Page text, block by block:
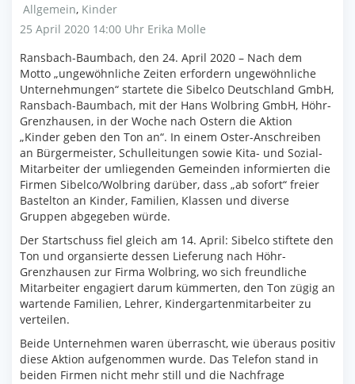
Allgemein, Kinder
25 April 2020 14:00 Uhr Erika Molle
Ransbach-Baumbach, den 24. April 2020 – Nach dem
Motto „ungewöhnliche Zeiten erfordern ungewöhnliche
Unternehmungen“ startete die Sibelco Deutschland GmbH,
Ransbach-Baumbach, mit der Hans Wolbring GmbH, Höhr-
Grenzhausen, in der Woche nach Ostern die Aktion
„Kinder geben den Ton an“. In einem Oster-Anschreiben
an Bürgermeister, Schulleitungen sowie Kita- und Sozial-
Mitarbeiter der umliegenden Gemeinden informierten die
Firmen Sibelco/Wolbring darüber, dass „ab sofort“ freier
Bastelton an Kinder, Familien, Klassen und diverse
Gruppen abgegeben würde.
Der Startschuss fiel gleich am 14. April: Sibelco stiftete den
Ton und organsierte dessen Lieferung nach Höhr-
Grenzhausen zur Firma Wolbring, wo sich freundliche
Mitarbeiter engagiert darum kümmerten, den Ton zügig an
wartende Familien, Lehrer, Kindergartenmitarbeiter zu
verteilen.
Beide Unternehmen waren überrascht, wie überaus positiv
diese Aktion aufgenommen wurde. Das Telefon stand in
beiden Firmen nicht mehr still und die Nachfrage